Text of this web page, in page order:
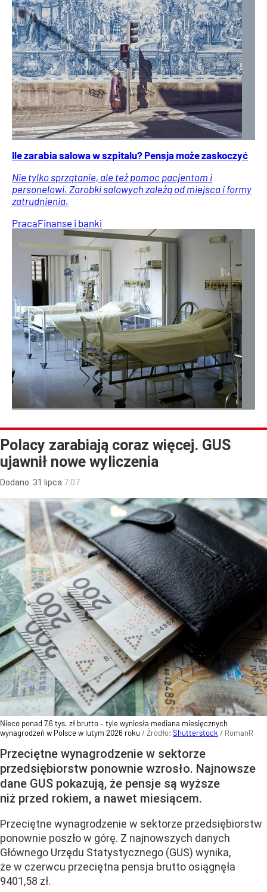
Ile zarabia salowa w szpitalu? Pensja może zaskoczyć
Nie tylko sprzątanie, ale też pomoc pacjentom i
personelowi. Zarobki salowych zależą od miejsca i formy
zatrudnienia.
PracaFinanse i banki
Polacy zarabiają coraz więcej. GUS
ujawnił nowe wyliczenia
Dodano: 31 lipca 7:07
Nieco ponad 7,6 tys. zł brutto – tyle wyniosła mediana miesięcznych
wynagrodzeń w Polsce w lutym 2026 roku / Źródło: Shutterstock / RomanR
Przeciętne wynagrodzenie w sektorze
przedsiębiorstw ponownie wzrosło. Najnowsze
dane GUS pokazują, że pensje są wyższe
niż przed rokiem, a nawet miesiącem.
Przeciętne wynagrodzenie w sektorze przedsiębiorstw
ponownie poszło w górę. Z najnowszych danych
Głównego Urzędu Statystycznego (GUS) wynika,
że w czerwcu przeciętna pensja brutto osiągnęła
9401,58 zł.